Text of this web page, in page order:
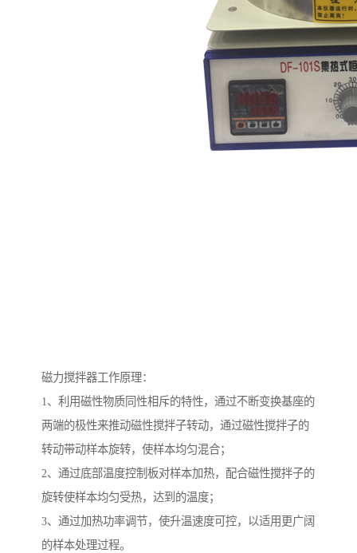
磁力搅拌器工作原理：
1、利用磁性物质同性相斥的特性，通过不断变换基座的
两端的极性来推动磁性搅拌子转动，通过磁性搅拌子的
转动带动样本旋转，使样本均匀混合；
2、通过底部温度控制板对样本加热，配合磁性搅拌子的
旋转使样本均匀受热，达到的温度；
3、通过加热功率调节，使升温速度可控，以适用更广阔
的样本处理过程。